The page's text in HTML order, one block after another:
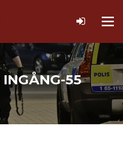
Meny
INGÅNG-55